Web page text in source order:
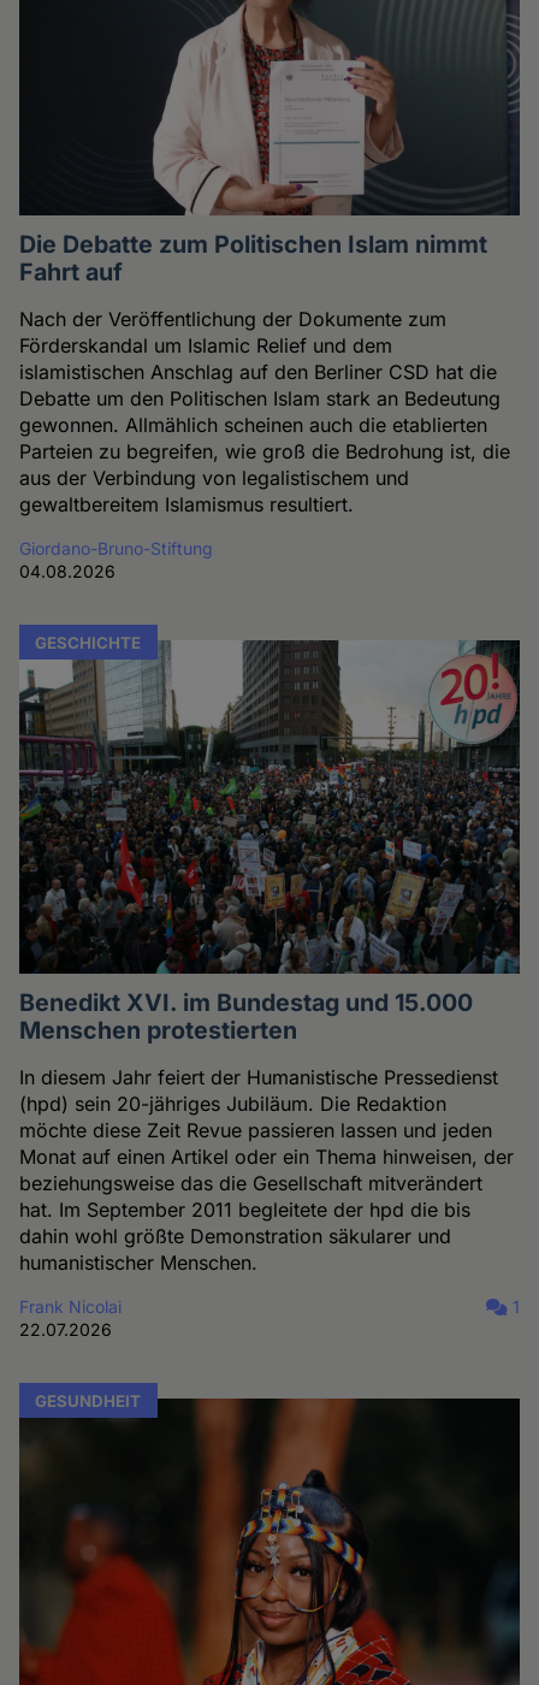
Die Debatte zum Politischen Islam nimmt
Fahrt auf
Nach der Veröffentlichung der Dokumente zum
Förderskandal um Islamic Relief und dem
islamistischen Anschlag auf den Berliner CSD hat die
Debatte um den Politischen Islam stark an Bedeutung
gewonnen. Allmählich scheinen auch die etablierten
Parteien zu begreifen, wie groß die Bedrohung ist, die
aus der Verbindung von legalistischem und
gewaltbereitem Islamismus resultiert.
Giordano-Bruno-Stiftung
04.08.2026
GESCHICHTE
Benedikt XVI. im Bundestag und 15.000
Menschen protestierten
In diesem Jahr feiert der Humanistische Pressedienst
(hpd) sein 20-jähriges Jubiläum. Die Redaktion
möchte diese Zeit Revue passieren lassen und jeden
Monat auf einen Artikel oder ein Thema hinweisen, der
beziehungsweise das die Gesellschaft mitverändert
hat. Im September 2011 begleitete der hpd die bis
dahin wohl größte Demonstration säkularer und
humanistischer Menschen.
Frank Nicolai
22.07.2026
1
GESUNDHEIT